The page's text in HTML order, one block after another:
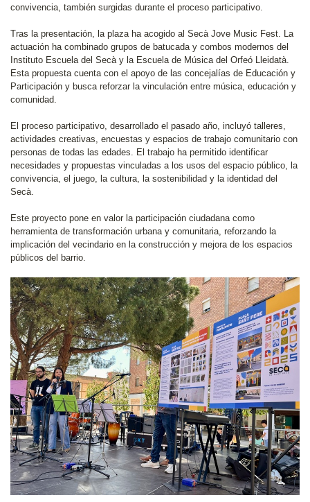
convivencia, también surgidas durante el proceso participativo.
Tras la presentación, la plaza ha acogido al Secà Jove Music Fest. La
actuación ha combinado grupos de batucada y combos modernos del
Instituto Escuela del Secà y la Escuela de Música del Orfeó Lleidatà.
Esta propuesta cuenta con el apoyo de las concejalías de Educación y
Participación y busca reforzar la vinculación entre música, educación y
comunidad.
El proceso participativo, desarrollado el pasado año, incluyó talleres,
actividades creativas, encuestas y espacios de trabajo comunitario con
personas de todas las edades. El trabajo ha permitido identificar
necesidades y propuestas vinculadas a los usos del espacio público, la
convivencia, el juego, la cultura, la sostenibilidad y la identidad del
Secà.
Este proyecto pone en valor la participación ciudadana como
herramienta de transformación urbana y comunitaria, reforzando la
implicación del vecindario en la construcción y mejora de los espacios
públicos del barrio.